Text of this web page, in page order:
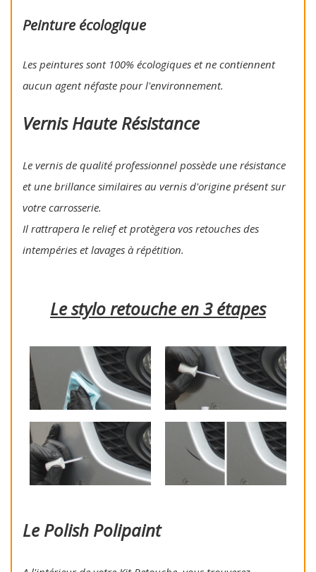
Peinture écologique
Les peintures sont 100% écologiques et ne contiennent
aucun agent néfaste pour l'environnement.
Vernis Haute Résistance
Le vernis de qualité professionnel possède une résistance
et une brillance similaires au vernis d'origine présent sur
votre carrosserie.
Il rattrapera le relief et protègera vos retouches des
intempéries et lavages à répétition.
Le stylo retouche en 3 étapes
Le Polish Polipaint